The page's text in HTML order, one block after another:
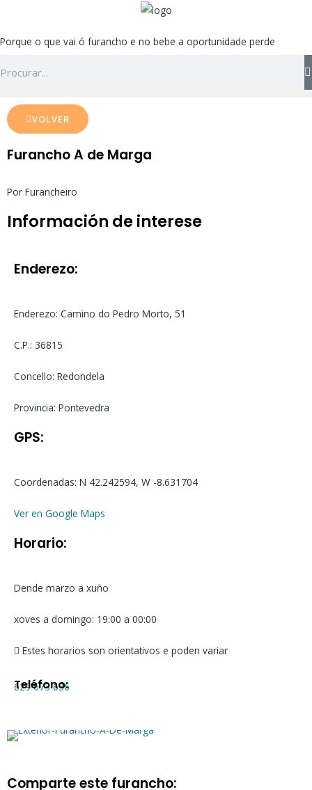
contido
Porque o que vai ó furancho e no bebe a oportunidade perde
VOLVER
Furancho A de Marga
Por Furancheiro
Información de interese
Enderezo:
Enderezo: Camino do Pedro Morto, 51
C.P.: 36815
Concello: Redondela
Provincia: Pontevedra
GPS:
Coordenadas: N 42.242594, W -8.631704
Ver en Google Maps
Horario:
Dende marzo a xuño
xoves a domingo: 19:00 a 00:00
Estes horarios son orientativos e poden variar
629 673 636
Teléfono:
Comparte este furancho: